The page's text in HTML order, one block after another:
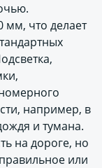
мм, что делает
например, в
и тумана.
на дороге, но
или